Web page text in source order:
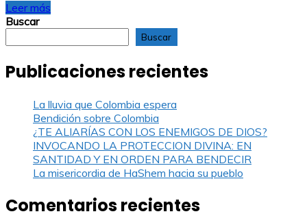
Leer más
Buscar
Buscar
Publicaciones recientes
La lluvia que Colombia espera
Bendición sobre Colombia
¿TE ALIARÍAS CON LOS ENEMIGOS DE DIOS?
INVOCANDO LA PROTECCION DIVINA: EN
SANTIDAD Y EN ORDEN PARA BENDECIR
La misericordia de HaShem hacia su pueblo
Comentarios recientes